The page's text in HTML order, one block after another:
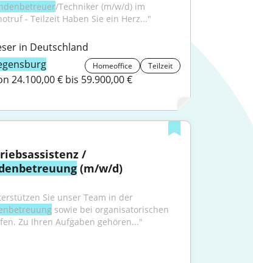
/Techniker (m/w/d) im
- Teilzeit Haben Sie ein Herz..."
in Deutschland
Homeoffice Teilzeit
24.100,00 € bis 59.900,00 €
Vertriebsassistenz /
(m/w/d)
"...unterstützen Sie unser Team in der
sowie bei organisatorischen
Zu Ihren Aufgaben gehören..."